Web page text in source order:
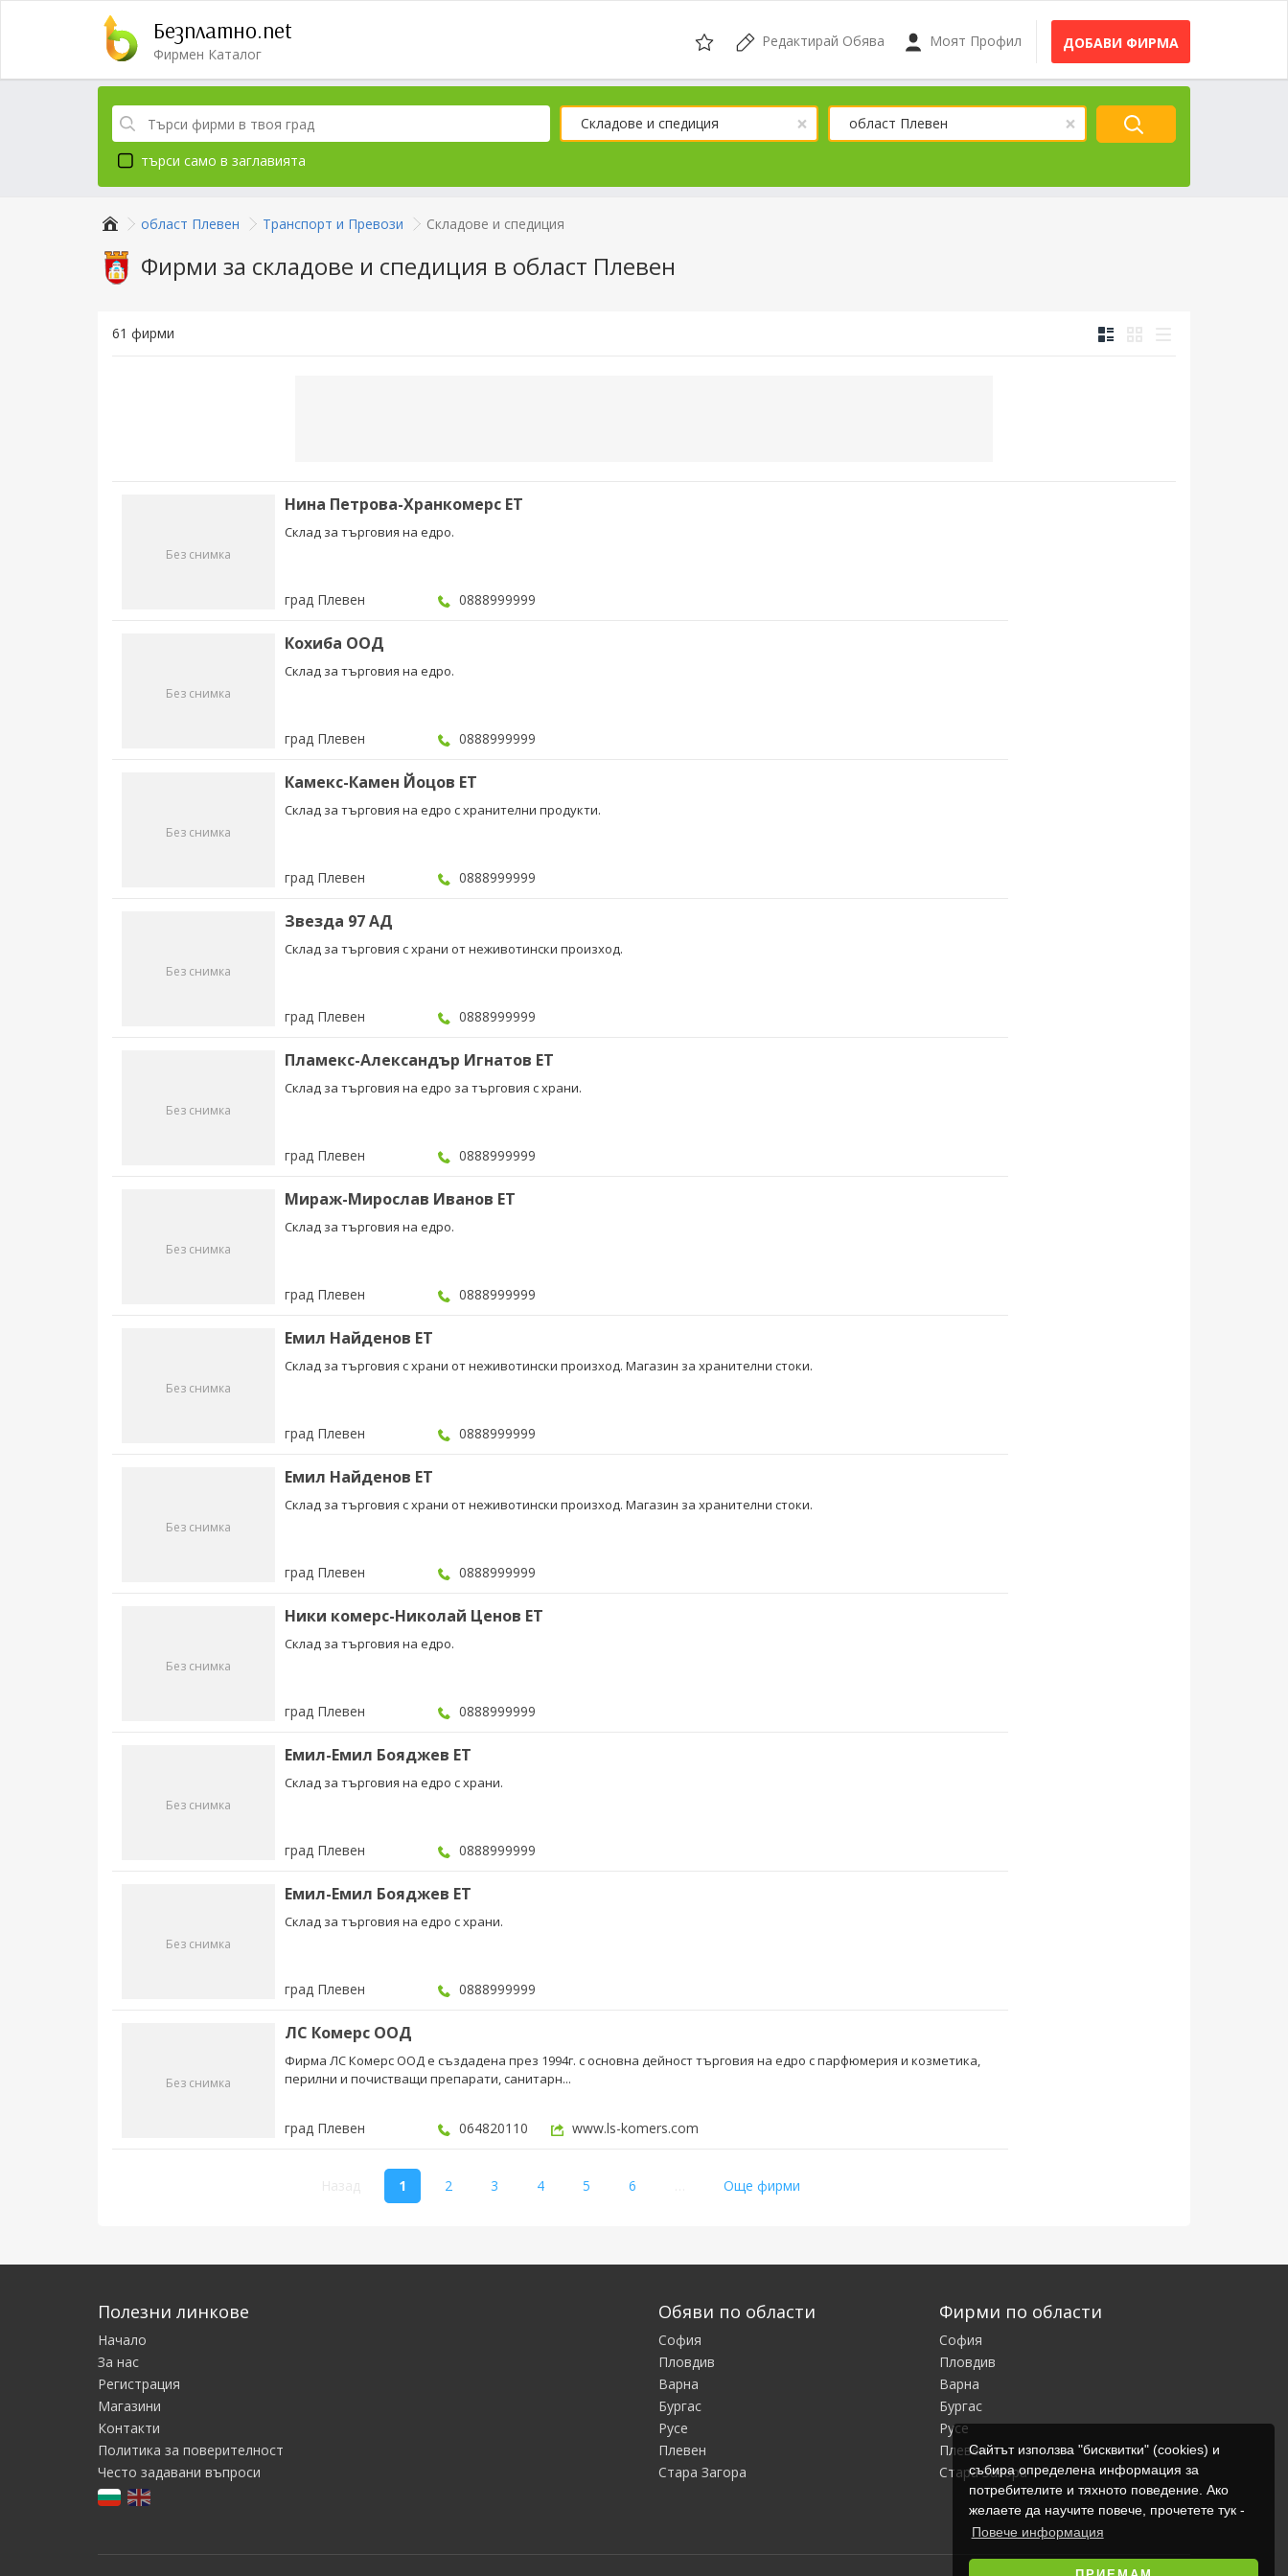
Сайтът използва "бисквитки" (cookies) и
събира определена информация за
потребителите и тяхното поведение. Ако
желаете да научите повече, прочетете тук -
Повече информация
Безплатно.net
Фирмен Каталог
Редактирай Обява Моят Профил ДОБАВИ ФИРМА
×
Складове и спедиция ×
област Плевен
търси само в заглавията
област Плевен Транспорт и Превози Складове и спедиция
Фирми за складове и спедиция в област Плевен
61 фирми
Без снимка
Нина Петрова-Хранкомерс ЕТ
Склад за търговия на едро.
град Плевен 0888999999
Без снимка
Кохиба ООД
Склад за търговия на едро.
град Плевен 0888999999
Без снимка
Камекс-Камен Йоцов ЕТ
Склад за търговия на едро с хранителни продукти.
град Плевен 0888999999
Без снимка
Звезда 97 АД
Склад за търговия с храни от неживотински произход.
град Плевен 0888999999
Без снимка
Пламекс-Александър Игнатов ЕТ
Склад за търговия на едро за търговия с храни.
град Плевен 0888999999
Без снимка
Мираж-Мирослав Иванов ЕТ
Склад за търговия на едро.
град Плевен 0888999999
Без снимка
Емил Найденов ЕТ
Склад за търговия с храни от неживотински произход. Магазин за хранителни стоки.
град Плевен 0888999999
Без снимка
Емил Найденов ЕТ
Склад за търговия с храни от неживотински произход. Магазин за хранителни стоки.
град Плевен 0888999999
Без снимка
Ники комерс-Николай Ценов ЕТ
Склад за търговия на едро.
град Плевен 0888999999
Без снимка
Емил-Емил Бояджев ЕТ
Склад за търговия на едро с храни.
град Плевен 0888999999
Без снимка
Емил-Емил Бояджев ЕТ
Склад за търговия на едро с храни.
град Плевен 0888999999
Без снимка
ЛС Комерс ООД
Фирма ЛС Комерс ООД е създадена през 1994г. с основна дейност търговия на едро с парфюмерия и козметика,
перилни и почистващи препарати, санитарн...
град Плевен 064820110 www.ls-komers.com
1(current)
2 3 4 5 6 Още фирми
Полезни линкове
Начало
За нас
Регистрация
Магазини
Контакти
Политика за поверителност
Често задавани въпроси
Обяви по области
София
Пловдив
Варна
Бургас
Русе
Плевен
Стара Загора
Фирми по области
София
Пловдив
Варна
Бургас
Русе
Плевен
Стара Загора